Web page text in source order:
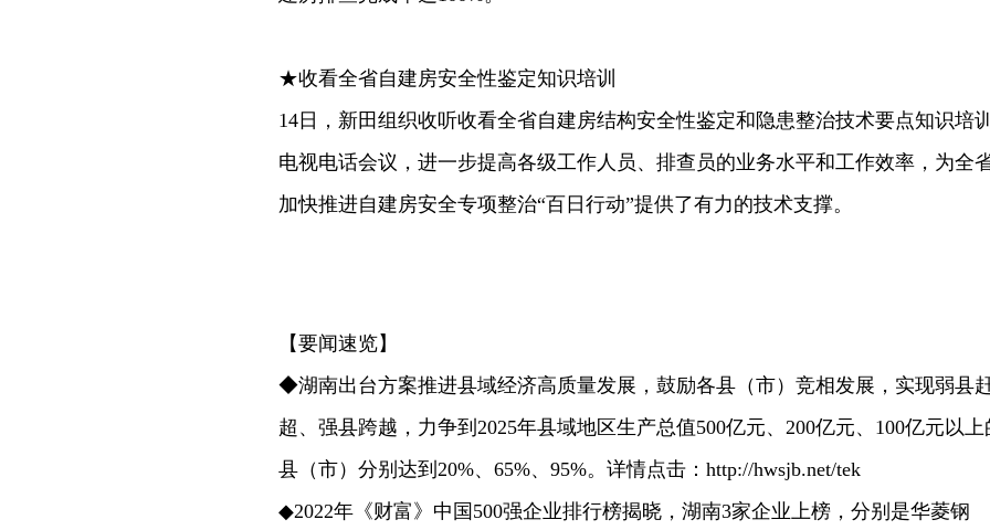
★收看全省自建房安全性鉴定知识培训
14日，新田组织收听收看全省自建房结构安全性鉴定和隐患整治技术要点知识培训
电视电话会议，进一步提高各级工作人员、排查员的业务水平和工作效率，为全
加快推进自建房安全专项整治“百日行动”提供了有力的技术支撑。
【要闻速览】
◆湖南出台方案推进县域经济高质量发展，鼓励各县（市）竞相发展，实现弱县
超、强县跨越，力争到2025年县域地区生产总值500亿元、200亿元、100亿元以上
县（市）分别达到20%、65%、95%。详情点击：http://hwsjb.net/tek
◆2022年《财富》中国500强企业排行榜揭晓，湖南3家企业上榜，分别是华菱钢